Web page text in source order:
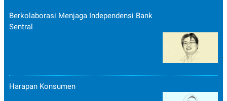
Berkolaborasi Menjaga Independensi Bank
Sentral
Harapan Konsumen